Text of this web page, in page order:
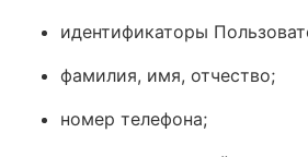
идентификаторы
фамилия, имя, отчество;
номер телефона;